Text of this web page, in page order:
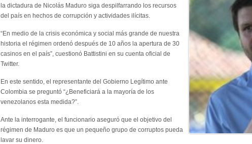
la dictadura de Nicolás Maduro siga despilfarrando los recursos
del país en hechos de corrupción y actividades ilícitas.
“En medio de la crisis económica y social más grande de nuestra
historia el régimen ordenó después de 10 años la apertura de 30
casinos en el país”, cuestionó Battistini en su cuenta oficial de
Twitter.
En este sentido, el representante del Gobierno Legítimo ante
Colombia se preguntó “¿Beneficiará a la mayoría de los
venezolanos esta medida?”.
Ante la interrogante, el funcionario aseguró que el objetivo del
régimen de Maduro es que un pequeño grupo de corruptos pueda
lavar su dinero.